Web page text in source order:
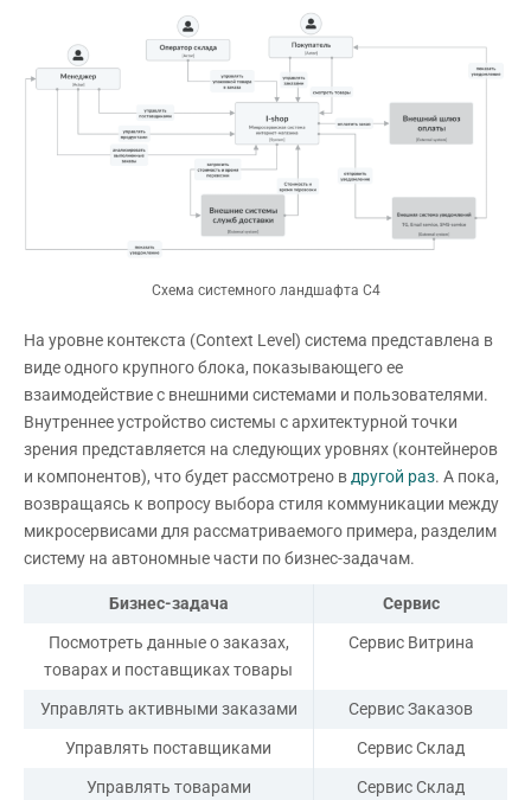
Схема системного ландшафта С4
На уровне контекста (Context Level) система представлена в
виде одного крупного блока, показывающего ее
взаимодействие с внешними системами и пользователями.
Внутреннее устройство системы с архитектурной точки
зрения представляется на следующих уровнях (контейнеров
и компонентов), что будет рассмотрено в другой раз. А пока,
возвращаясь к вопросу выбора стиля коммуникации между
микросервисами для рассматриваемого примера, разделим
систему на автономные части по бизнес-задачам.
Бизнес-задача Сервис
Посмотреть данные о заказах,
товарах и поставщиках товары
Сервис Витрина
Управлять активными заказами Сервис Заказов
Управлять поставщиками Сервис Склад
Управлять товарами Сервис Склад